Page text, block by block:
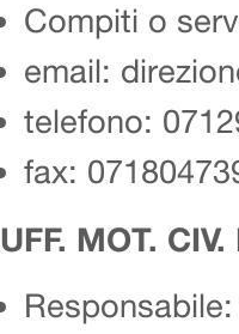
Compiti o
email:
telefono:
fax:
UFF. MOT.